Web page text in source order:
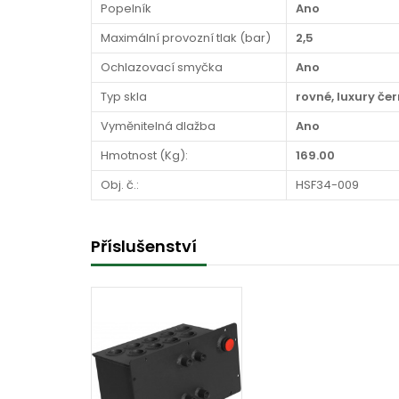
Popelník
Ano
Maximální provozní tlak (bar)
2,5
Ochlazovací smyčka
Ano
Typ skla
rovné, luxury
Vyměnitelná dlažba
Ano
Hmotnost (Kg):
169.00
Obj. č.:
HSF34-009
Příslušenství